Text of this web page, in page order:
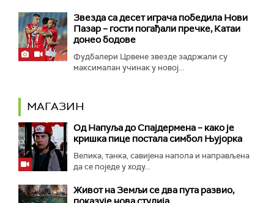
Звезда са десет играча победила Нови
Пазар – гости погађали пречке, Катаи
донео бодове
Фудбалери Црвене звезде задржали су
максималан учинак у новој...
МАГАЗИН
Од Напуља до Спајдермена – како је
кришка пице постала симбол Њујорка
Велика, танка, савијена напола и направљена
да се поједе у ходу...
Живот на Земљи се два пута развио,